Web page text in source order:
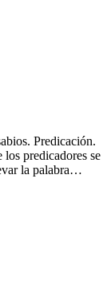
Predicación.
predicadores se
la palabra…